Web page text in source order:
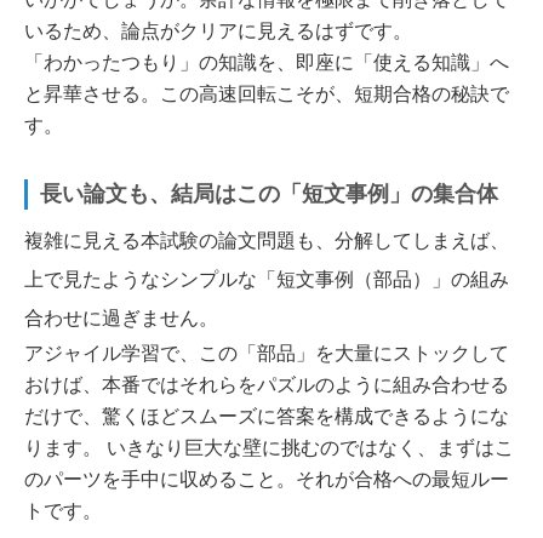
いるため、論点がクリアに見えるはずです。
「わかったつもり」の知識を、即座に「使える知識」へ
と昇華させる。この高速回転こそが、短期合格の秘訣で
す。
長い論文も、結局はこの「短文事例」の集合体
複雑に見える本試験の論文問題も、分解してしまえば、
上で見たようなシンプルな「短文事例（部品）」の組み
合わせに過ぎません。
アジャイル学習で、この「部品」を大量にストックして
おけば、本番ではそれらをパズルのように組み合わせる
だけで、驚くほどスムーズに答案を構成できるようにな
ります。 いきなり巨大な壁に挑むのではなく、まずはこ
のパーツを手中に収めること。それが合格への最短ルー
トです。